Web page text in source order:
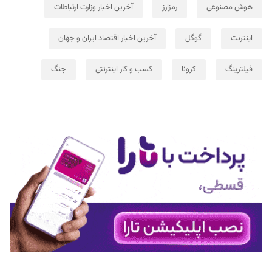
هوش مصنوعی رمزارز آخرین اخبار وزارت ارتباطات
اینترنت گوگل آخرین اخبار اقتصاد ایران و جهان
فیلترینگ کرونا کسب و کار اینترنتی جنگ